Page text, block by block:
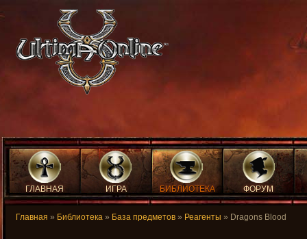
ГЛАВНАЯ ИГРА БИБЛИОТЕКА ФОРУМ
Главная » Библиотека » База предметов » Реагенты » Dragons Blood